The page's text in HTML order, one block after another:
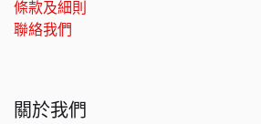
條款及細則
聯絡我們
關於我們